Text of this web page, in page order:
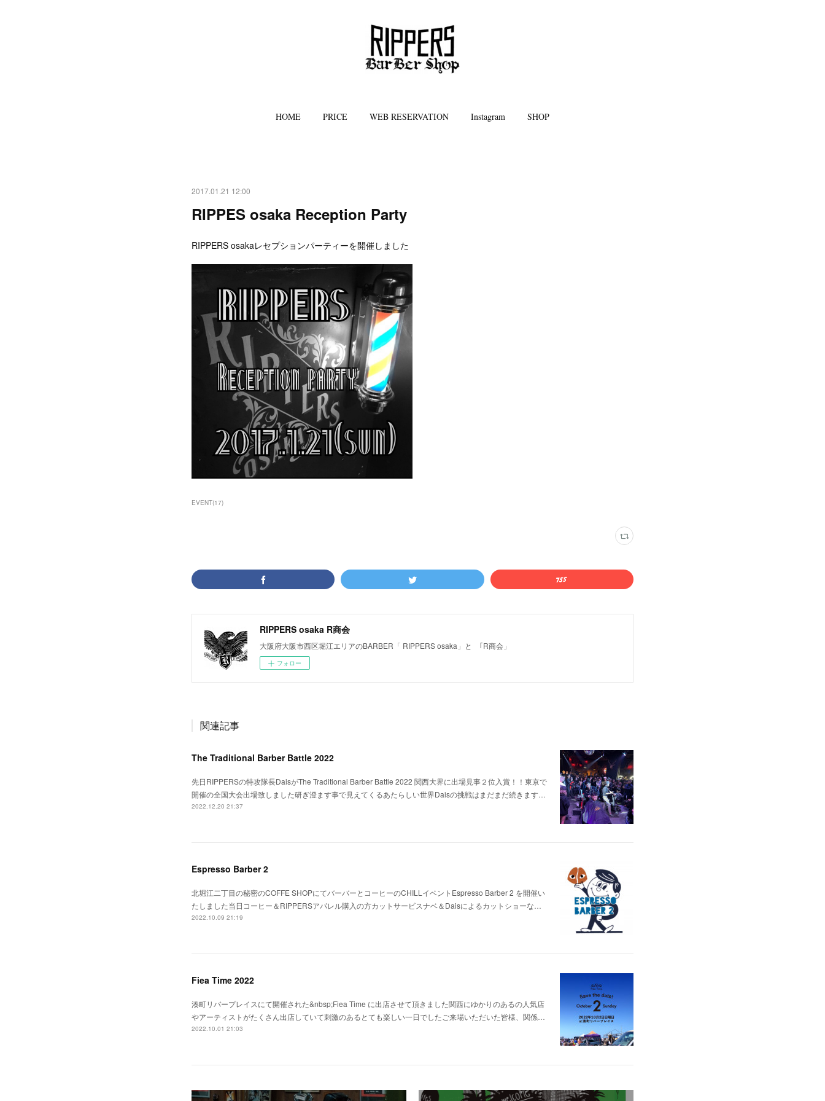
HOME PRICE WEB RESERVATION Instagram SHOP
2017.01.21 12:00
RIPPES osaka Reception Party
RIPPERS osakaレセプションパーティーを開催しました
EVENT(17)
RIPPERS osaka R商会
大阪府大阪市西区堀江エリアのBARBER「 RIPPERS osaka」と ｢R商会」
フォロー
関連記事
The Traditional Barber Battle 2022
先日RIPPERSの特攻隊長DaisがThe Traditional Barber Battle 2022 関西大界に出場見事２位入賞！！東京で
開催の全国大会出場致しました研ぎ澄ます事で見えてくるあたらしい世界Daisの挑戦はまだまだ続きます…
2022.12.20 21:37
Espresso Barber 2
北堀江二丁目の秘密のCOFFE SHOPにてバーバーとコーヒーのCHILLイベントEspresso Barber 2 を開催い
たしました当日コーヒー＆RIPPERSアパレル購入の方カットサービスナベ＆Daisによるカットショーな…
2022.10.09 21:19
Fiea Time 2022
湊町リバープレイスにて開催された&nbsp;Fiea Time に出店させて頂きました関西にゆかりのあるの人気店
やアーティストがたくさん出店していて刺激のあるとても楽しい一日でしたご来場いただいた皆様、関係…
2022.10.01 21:03